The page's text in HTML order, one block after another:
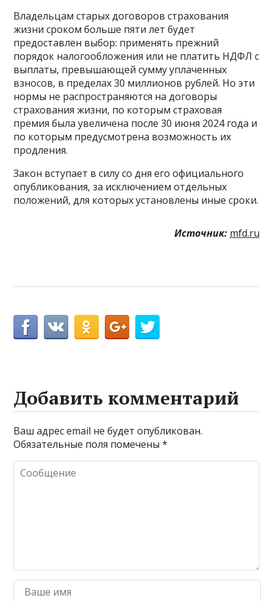
Владельцам старых договоров страхования
жизни сроком больше пяти лет будет
предоставлен выбор: применять прежний
порядок налогообложения или не платить НДФЛ с
выплаты, превышающей сумму уплаченных
взносов, в пределах 30 миллионов рублей. Но эти
нормы не распространяются на договоры
страхования жизни, по которым страховая
премия была увеличена после 30 июня 2024 года и
по которым предусмотрена возможность их
продления.
Закон вступает в силу со дня его официального
опубликования, за исключением отдельных
положений, для которых установлены иные сроки.
Источник: mfd.ru
Добавить комментарий
Ваш адрес email не будет опубликован.
Обязательные поля помечены*